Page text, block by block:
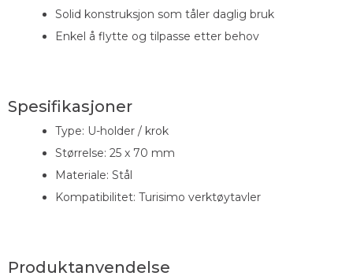
Solid konstruksjon som tåler daglig bruk
Enkel å flytte og tilpasse etter behov
Spesifikasjoner
Type: U-holder / krok
Størrelse: 25 x 70 mm
Materiale: Stål
Kompatibilitet: Turisimo verktøytavler
Produktanvendelse